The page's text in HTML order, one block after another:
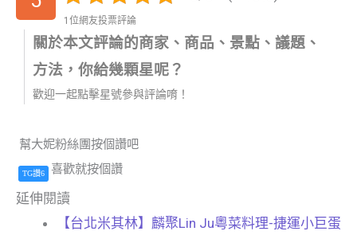
1位網友投票評論
關於本文評論的商家、商品、景點、議題、
方法，你給幾顆星呢？
歡迎一起點擊星號參與評論唷！
幫大妮粉絲團按個讚吧
TG讚6 喜歡就按個讚
延伸閱讀
【台北米其林】麟聚Lin Ju粵菜料理-捷運小巨蛋